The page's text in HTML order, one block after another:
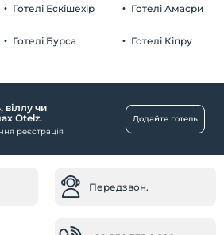
Готелі Ескішехір
Готелі Бурса
Готелі Амасри
Готелі Кіпру
віллу чи
Otelz.
реєстрація
Додайте готель
Передзвон.